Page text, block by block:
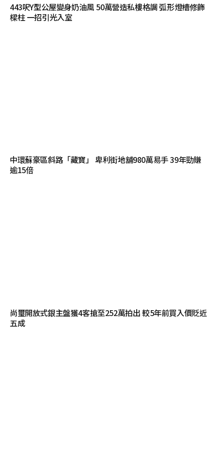
443呎Y型公屋變身奶油風 50萬營造私樓格調 弧形燈槽修飾
樑柱 一招引光入室
中環蘇豪區斜路「藏寶」 卑利街地舖980萬易手 39年勁賺
逾15倍
尚璽開放式銀主盤獲4客搶至252萬拍出 較5年前買入價貶近
五成